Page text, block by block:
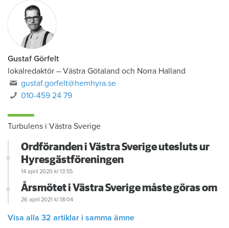
Gustaf Görfelt
lokalredaktör – Västra Götaland och Norra Halland
gustaf.gorfelt@hemhyra.se
010-459 24 79
Turbulens i Västra Sverige
Ordföranden i Västra Sverige utesluts ur
Hyresgästföreningen
14 april 2020 kl 13:55
Årsmötet i Västra Sverige måste göras om
26 april 2021 kl 18:04
Visa alla 32 artiklar i samma ämne